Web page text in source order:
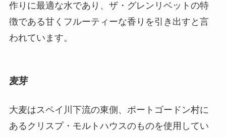
作りに最適な水であり、ザ・グレンリベットの特
徴である甘くフルーティーな香りを引き出すと言
われています。
麦芽
大麦はスペイ川下流の東側、ポートゴードン村に
あるクリスプ・モルトハウスのものを使用してい